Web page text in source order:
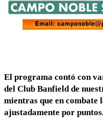
El programa contó con
del Club Banfield de
mientras que en combate
ajustadamente por